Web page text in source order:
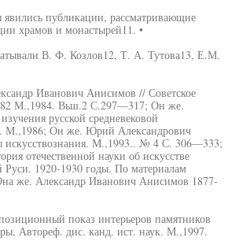
публикации, рассматривающие
храмов и монастырей11. •
В. Ф. Козлов12, Т. А. Тутова13, Е.М.
Иванович Анисимов // Советское
М.,1984. Вьш.2 С.297—317; Он же.
русской средневековой
Он же. Юрий Александрович
искусствознания. М.,1993.. № 4 С. 306—333;
отечественной науки об искусстве
1920-1930 годы. По материалам
же. Александр Иванович Анисимов 1877-
показ интерьеров памятников
Автореф. дис. канд. ист. наук. М.,1997.